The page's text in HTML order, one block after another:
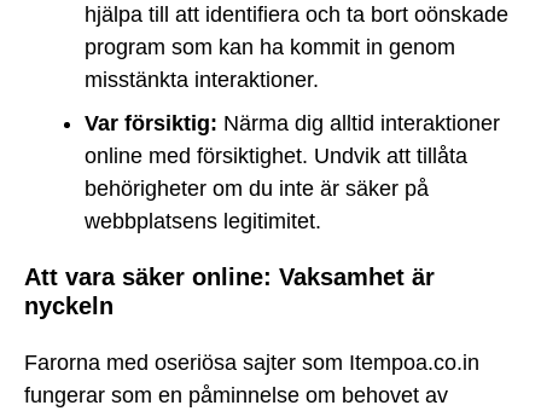
hjälpa till att identifiera och ta bort oönskade
program som kan ha kommit in genom
misstänkta interaktioner.
Var försiktig: Närma dig alltid interaktioner
online med försiktighet. Undvik att tillåta
behörigheter om du inte är säker på
webbplatsens legitimitet.
Att vara säker online: Vaksamhet är
nyckeln
Farorna med oseriösa sajter som Itempoa.co.in
fungerar som en påminnelse om behovet av